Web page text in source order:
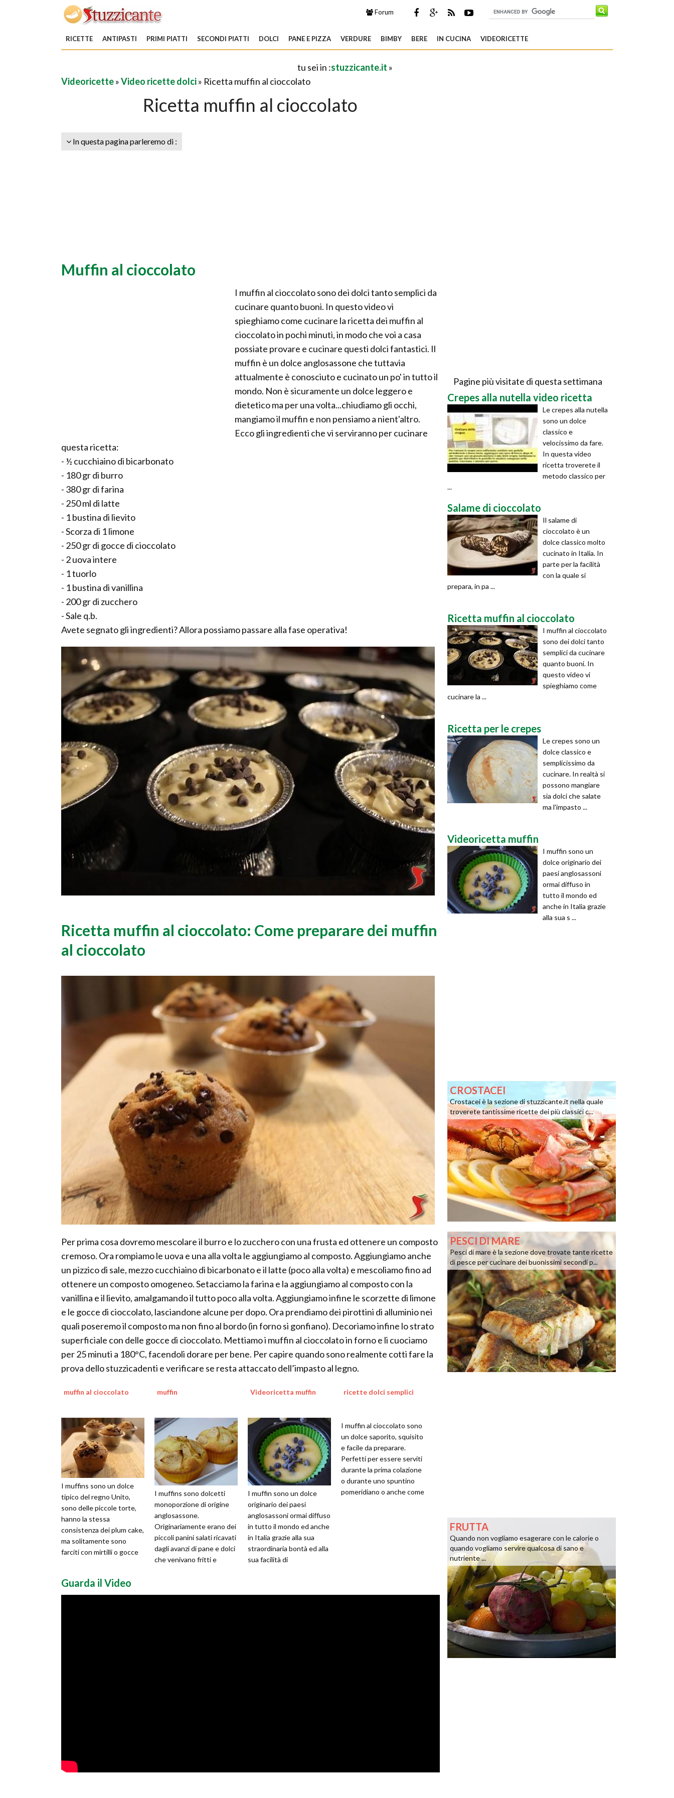
Forum
RICETTE ANTIPASTI PRIMI PIATTI SECONDI PIATTI DOLCI PANE E PIZZA VERDURE BIMBY BERE IN CUCINA VIDEORICETTE
tu sei in :stuzzicante.it »
Videoricette»Video ricette dolci» Ricetta muffin al cioccolato
Ricetta muffin al cioccolato
In questa pagina parleremo di :
Muffin al cioccolato
I muffin al cioccolato sono dei dolci tanto semplici da
cucinare quanto buoni. In questo video vi
spieghiamo come cucinare la ricetta dei muffin al
cioccolato in pochi minuti, in modo che voi a casa
possiate provare e cucinare questi dolci fantastici. Il
muffin è un dolce anglosassone che tuttavia
attualmente è conosciuto e cucinato un po' in tutto il
mondo. Non è sicuramente un dolce leggero e
dietetico ma per una volta...chiudiamo gli occhi,
mangiamo il muffin e non pensiamo a nient'altro.
Ecco gli ingredienti che vi serviranno per cucinare
questa ricetta:
- ½ cucchiaino di bicarbonato
- 180 gr di burro
- 380 gr di farina
- 250 ml di latte
- 1 bustina di lievito
- Scorza di 1 limone
- 250 gr di gocce di cioccolato
- 2 uova intere
- 1 tuorlo
- 1 bustina di vanillina
- 200 gr di zucchero
- Sale q.b.
Avete segnato gli ingredienti? Allora possiamo passare alla fase operativa!
Ricetta muffin al cioccolato: Come preparare dei muffin
al cioccolato
Per prima cosa dovremo mescolare il burro e lo zucchero con una frusta ed ottenere un composto
cremoso. Ora rompiamo le uova e una alla volta le aggiungiamo al composto. Aggiungiamo anche
un pizzico di sale, mezzo cucchiaino di bicarbonato e il latte (poco alla volta) e mescoliamo fino ad
ottenere un composto omogeneo. Setacciamo la farina e la aggiungiamo al composto con la
vanillina e il lievito, amalgamando il tutto poco alla volta. Aggiungiamo infine le scorzette di limone
e le gocce di cioccolato, lasciandone alcune per dopo. Ora prendiamo dei pirottini di alluminio nei
quali poseremo il composto ma non fino al bordo (in forno si gonfiano). Decoriamo infine lo strato
superficiale con delle gocce di cioccolato. Mettiamo i muffin al cioccolato in forno e li cuociamo
per 25 minuti a 180°C, facendoli dorare per bene. Per capire quando sono realmente cotti fare la
prova dello stuzzicadenti e verificare se resta attaccato dell’impasto al legno.
muffin al cioccolato
I muffins sono un dolce
tipico del regno Unito,
sono delle piccole torte,
hanno la stessa
consistenza dei plum cake,
ma solitamente sono
farciti con mirtilli o gocce
muffin
I muffins sono dolcetti
monoporzione di origine
anglosassone.
Originariamente erano dei
piccoli panini salati ricavati
dagli avanzi di pane e dolci
che venivano fritti e
Videoricetta muffin
I muffin sono un dolce
originario dei paesi
anglosassoni ormai diffuso
in tutto il mondo ed anche
in Italia grazie alla sua
straordinaria bontà ed alla
sua facilità di
ricette dolci semplici
I muffin al cioccolato sono
un dolce saporito, squisito
e facile da preparare.
Perfetti per essere serviti
durante la prima colazione
o durante uno spuntino
pomeridiano o anche come
Guarda il Video
Pagine più visitate di questa settimana
Crepes alla nutella video ricetta
Le crepes alla nutella
sono un dolce
classico e
velocissimo da fare.
In questa video
ricetta troverete il
metodo classico per
...
Salame di cioccolato
Il salame di
cioccolato è un
dolce classico molto
cucinato in Italia. In
parte per la facilità
con la quale si
prepara, in pa ...
Ricetta muffin al cioccolato
I muffin al cioccolato
sono dei dolci tanto
semplici da cucinare
quanto buoni. In
questo video vi
spieghiamo come
cucinare la ...
Ricetta per le crepes
Le crepes sono un
dolce classico e
semplicissimo da
cucinare. In realtà si
possono mangiare
sia dolci che salate
ma l'impasto ...
Videoricetta muffin
I muffin sono un
dolce originario dei
paesi anglosassoni
ormai diffuso in
tutto il mondo ed
anche in Italia grazie
alla sua s ...
CROSTACEI
Crostacei è la sezione di stuzzicante.it nella quale
troverete tantissime ricette dei più classici c...
PESCI DI MARE
Pesci di mare è la sezione dove trovate tante ricette
di pesce per cucinare dei buonissimi secondi p...
FRUTTA
Quando non vogliamo esagerare con le calorie o
quando vogliamo servire qualcosa di sano e
nutriente ...